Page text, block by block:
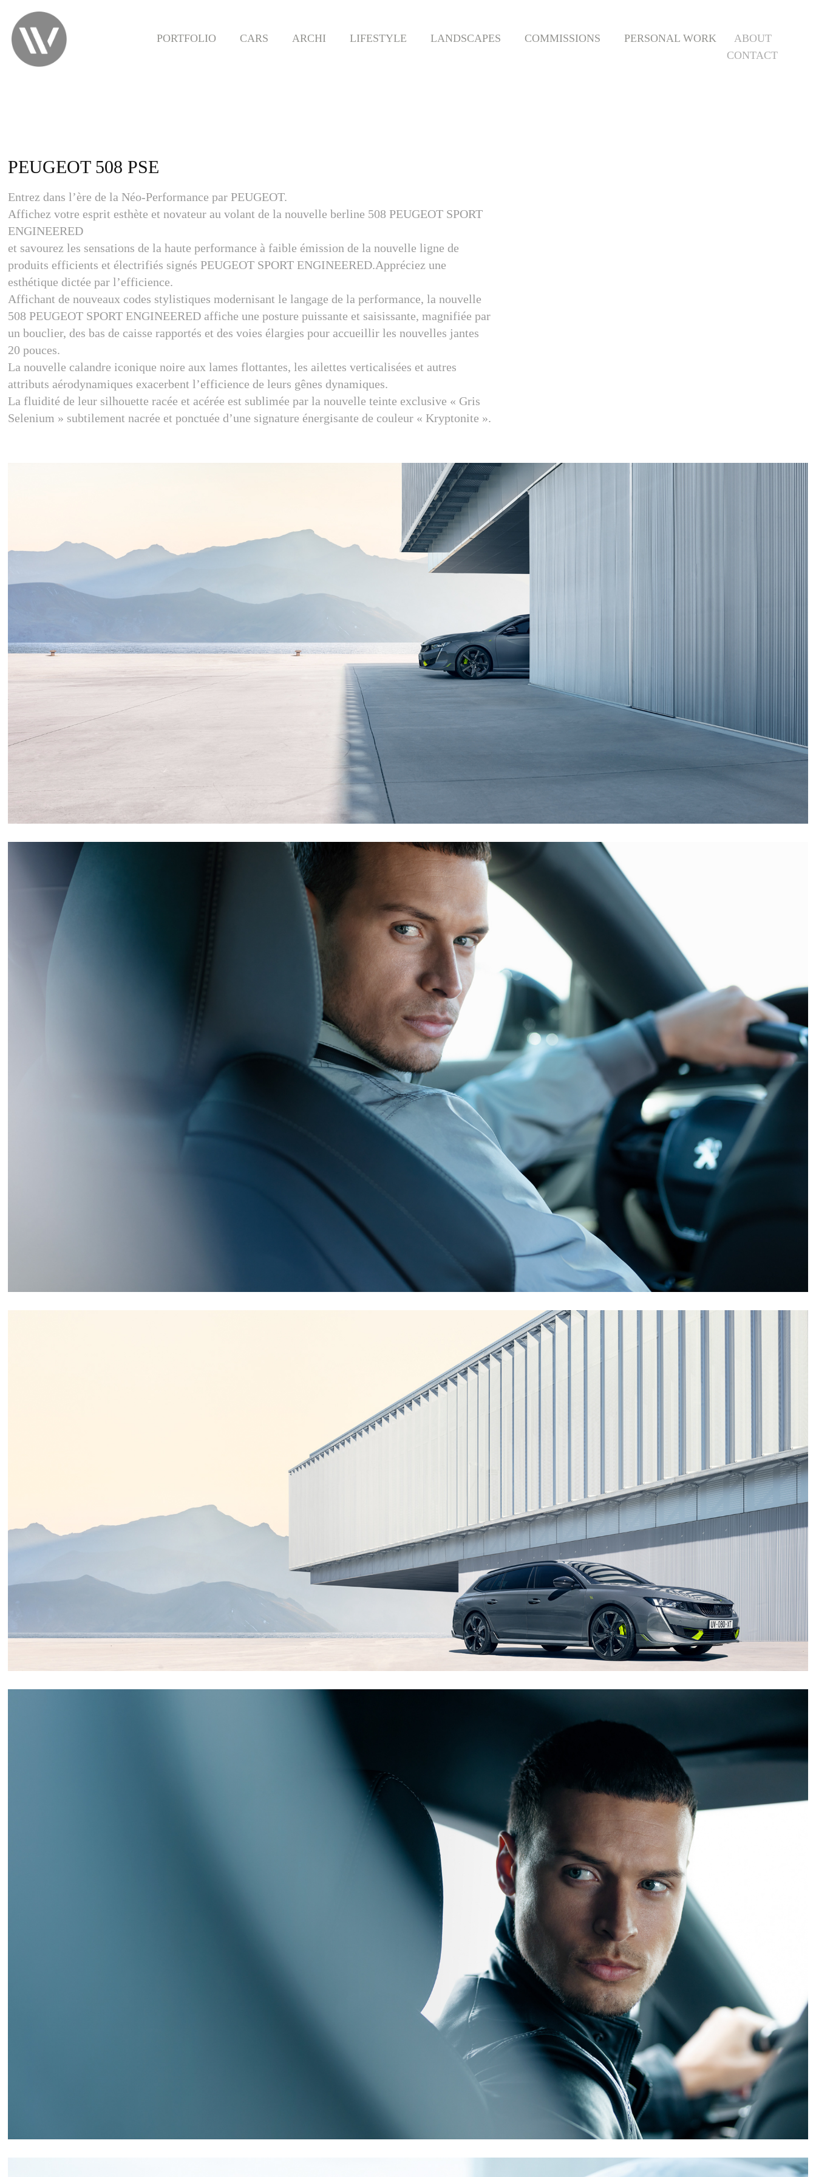
PORTFOLIO CARS ARCHI LIFESTYLE LANDSCAPES COMMISSIONS PERSONAL WORK
ABOUT
CONTACT
PEUGEOT 508 PSE
Entrez dans l’ère de la Néo-Performance par PEUGEOT.
Affichez votre esprit esthète et novateur au volant de la nouvelle berline 508 PEUGEOT SPORT
ENGINEERED
et savourez les sensations de la haute performance à faible émission de la nouvelle ligne de
produits efficients et électrifiés signés PEUGEOT SPORT ENGINEERED.Appréciez une
esthétique dictée par l’efficience.
Affichant de nouveaux codes stylistiques modernisant le langage de la performance, la nouvelle
508 PEUGEOT SPORT ENGINEERED affiche une posture puissante et saisissante, magnifiée par
un bouclier, des bas de caisse rapportés et des voies élargies pour accueillir les nouvelles jantes
20 pouces.
La nouvelle calandre iconique noire aux lames flottantes, les ailettes verticalisées et autres
attributs aérodynamiques exacerbent l’efficience de leurs gênes dynamiques.
La fluidité de leur silhouette racée et acérée est sublimée par la nouvelle teinte exclusive « Gris
Selenium » subtilement nacrée et ponctuée d’une signature énergisante de couleur « Kryptonite ».